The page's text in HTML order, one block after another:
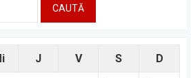
J V S D